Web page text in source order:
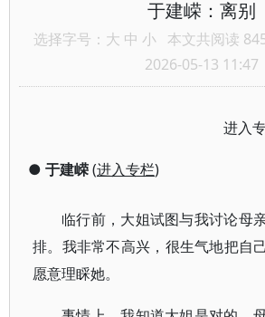
于建嵘：离别
选择字号： 大 中 小 本文共阅读
2026-05-13 11:47
进入
● 于建嵘(进入专栏)
临行前，大姐试图与我讨论母
排。我非常不高兴，很生气地把自
愿意理睬她。